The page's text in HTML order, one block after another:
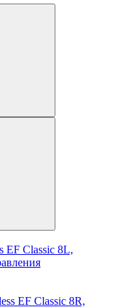
EF Classic 8L,